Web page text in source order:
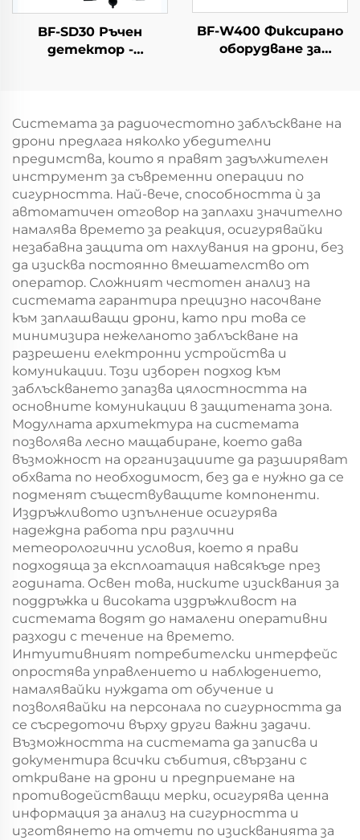
BF-SD30 Ръчен
детектор -
BF-W400 Фиксирано
оборудване за
Системата за радиочестотно заблъскване на
дрони предлага няколко убедителни
предимства, които я правят задължителен
инструмент за съвременни операции по
сигурността. Най-вече, способността ѝ за
автоматичен отговор на заплахи значително
намалява времето за реакция, осигурявайки
незабавна защита от нахлувания на дрони, без
да изисква постоянно вмешателство от
оператор. Сложният честотен анализ на
системата гарантира прецизно насочване
към заплашващи дрони, като при това се
минимизира нежеланото заблъскване на
разрешени електронни устройства и
комуникации. Този изборен подход към
заблъскването запазва цялостността на
основните комуникации в защитената зона.
Модулната архитектура на системата
позволява лесно мащабиране, което дава
възможност на организациите да разширяват
обхвата по необходимост, без да е нужно да се
подменят съществуващите компоненти.
Издръжливото изпълнение осигурява
надеждна работа при различни
метеорологични условия, което я прави
подходяща за експлоатация навсякъде през
годината. Освен това, ниските изисквания за
поддръжка и високата издръжливост на
системата водят до намалени оперативни
разходи с течение на времето.
Интуитивният потребителски интерфейс
опростява управлението и наблюдението,
намалявайки нуждата от обучение и
позволявайки на персонала по сигурността да
се съсредоточи върху други важни задачи.
Възможността на системата да записва и
документира всички събития, свързани с
откриване на дрони и предприемане на
противодействащи мерки, осигурява ценна
информация за анализ на сигурността и
изготвянето на отчети по изискванията за